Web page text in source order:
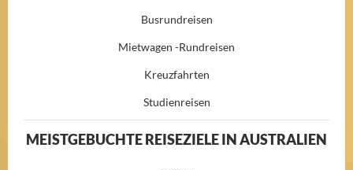
Busrundreisen
Mietwagen -Rundreisen
Kreuzfahrten
Studienreisen
MEISTGEBUCHTE REISEZIELE IN AUSTRALIEN